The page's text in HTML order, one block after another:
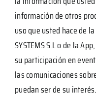
información de otros
uso que usted hace de la
SYSTEMS S.L o de la
su participación en
las comunicaciones
puedan ser de su interés.